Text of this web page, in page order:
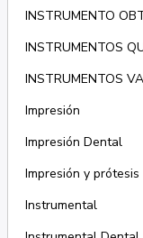
INSTRUMENTO
INSTRUMENTOS
INSTRUMENTOS
Impresión
Impresión Dental
Impresión y prótesis
Instrumental